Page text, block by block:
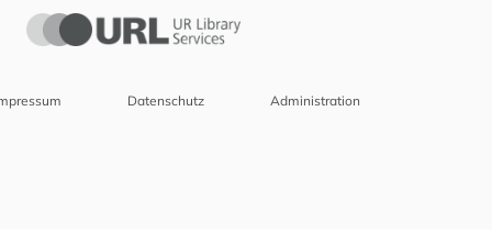
Datenschutz Administration